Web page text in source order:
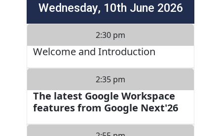
Wednesday, 10th June 2026
2:30 pm
Welcome and Introduction
2:35 pm
The latest Google Workspace
features from Google Next'26